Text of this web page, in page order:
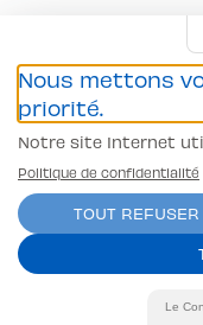
Nous mettons
priorité.
Notre site Internet
Politique de confidentialité
TOUT REFUSER
Le